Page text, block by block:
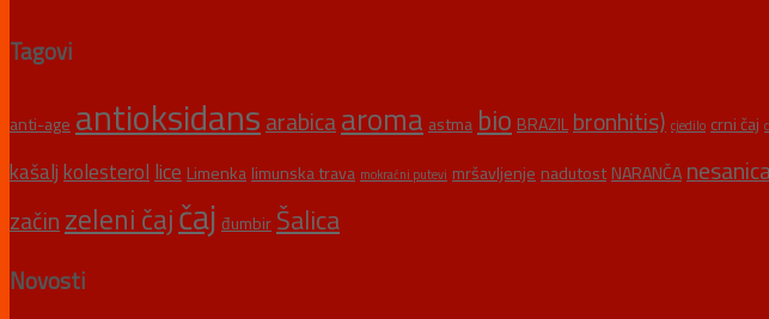
Tagovi
anti-age antioksidans arabicaaroma astma bio BRAZIL bronhitis) cjedilo crni čaj
kašaljkolesterol lice Limenka limunska trava mokraćni putevi mršavljenje nadutost NARANČA
začin zeleni čajčaj đumbir Šalica
Novosti